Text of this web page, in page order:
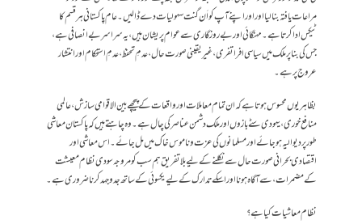
مراعات یافتہ بنالیا اور اور اپنے آپ کو اَن گنت سہولیات دے ڈالیں۔ عام پاکستانی ہر قسم کا
ٹیکس ادا کرتا ہے۔ مہنگائی اور بےروزگاری سے عوام پر یشان ہیں، یہ سراسر بے انصافی ہے،
جس کی بنا پر ملک میں سیاسی افراتفری، غیریقینی صورت حال، عدمِ تحفظ، عدمِ استحکام اور انتشار
عروج پر ہے۔
بظاہر یوں محسوس ہوتا ہے کہ ان تمام معاملات اور واقعات کے پیچھے بین الاقوامی سازش، عالمی
منافع خوری، یہودی سٹے بازوں اور ملک دشمن عناصر کی چال ہے۔ وہ چاہتے ہیں کہ پاکستان معاشی
طور پر دیوالیہ ہوجائے اور مسلمانوں کی عزت وناموس خاک میں مل جائے۔ اس معاشی اور
اقتصادی بحرانی صورت حال سے نکلنے کے لیے بلاتفریق ہم سب کو مروجہ سودی نظام معیشت
کے مضمرات، سے آگاہ ہونا اور اسکے تدارک کے لیے یکسوئی کے ساتھ جدوجہد کرنا ضروری ہے۔
نظام معاشیات کیا ہے؟